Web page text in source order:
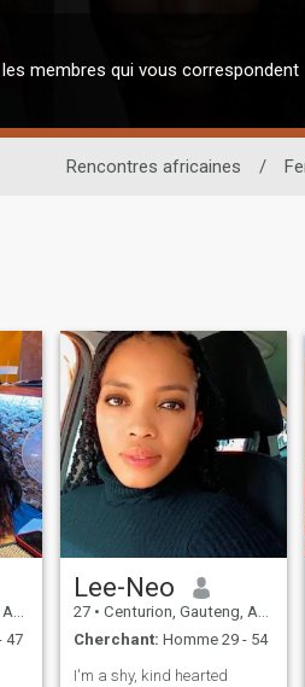
membres qui vous correspondent
Rencontres africaines /
47
Lee-Neo
27 • Centurion, Gauteng, Afrique du Sud
Cherchant: Homme 29 - 54
I'm a shy, kind hearted